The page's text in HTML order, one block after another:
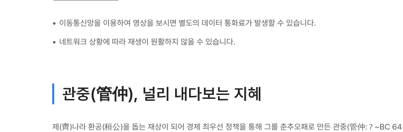
이동통신망을 이용하여 영상을 보시면 별도의 데이터 통화료가 발생할 수 있습니다.
네트워크 상황에 따라 재생이 원활하지 않을 수 있습니다.
관중(管仲), 널리 내다보는 지혜
제(齊)나라 환공(桓公)을 돕는 재상이 되어 경제 최우선 정책을 통해 그를 춘추오패로 만든 관중(管仲:？~BC